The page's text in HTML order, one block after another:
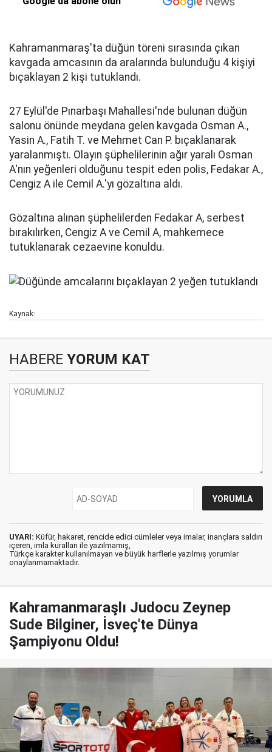
Kahramanmaraş'ta düğün töreni sırasında çıkan
kavgada amcasının da aralarında bulunduğu 4 kişiyi
bıçaklayan 2 kişi tutuklandı.
27 Eylül'de Pınarbaşı Mahallesi'nde bulunan düğün
salonu önünde meydana gelen kavgada Osman A.,
Yasin A., Fatih T. ve Mehmet Can P. bıçaklanarak
yaralanmıştı. Olayın şüphelilerinin ağır yaralı Osman
A'nın yeğenleri olduğunu tespit eden polis, Fedakar A.,
Cengiz A ile Cemil A.'yı gözaltına aldı.
Gözaltına alınan şüphelilerden Fedakar A, serbest
bırakılırken, Cengiz A ve Cemil A, mahkemece
tutuklanarak cezaevine konuldu.
Kaynak:
HABERE YORUM KAT
UYARI: Küfür, hakaret, rencide edici cümleler veya imalar, inançlara saldırı
içeren, imla kuralları ile yazılmamış,
Türkçe karakter kullanılmayan ve büyük harflerle yazılmış yorumlar
onaylanmamaktadır.
Kahramanmaraşlı Judocu Zeynep
Sude Bilginer, İsveç'te Dünya
Şampiyonu Oldu!